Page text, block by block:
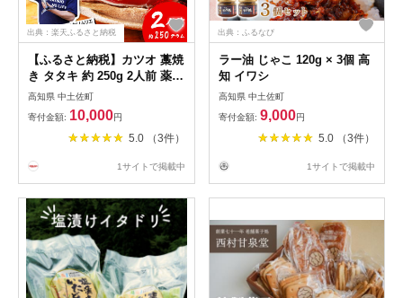
出典：楽天ふるさと納税
【ふるさと納税】カツオ 藁焼
き タタキ 約 250g 2人前 薬味
タレ付き 生 カツオのタタキ
冷蔵 高知 久礼 田中鮮魚 わら
焼き 塩 日戻り 生鰹 本場 新
鮮 鰹のタタキ かつお 藁焼き
魚 久礼 土佐 高知県 中土佐町
高知県 中土佐町
寄付金額: 10,000円
5.0 （3件）
1サイトで掲載中
出典：ふるなび
ラー油 じゃこ 120g × 3個 高
知 イワシ
高知県 中土佐町
寄付金額: 9,000円
5.0 （3件）
1サイトで掲載中